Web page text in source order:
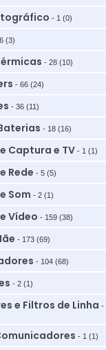
- 1 (0)
(3)
- 28 (10)
- 66 (24)
- 36 (11)
- 18 (16)
Captura e TV- 1 (1)
Rede - 5 (5)
Som - 2 (1)
Vídeo - 159 (38)
- 173 (69)
- 104 (68)
- 2 (1)
e Filtros de Linha -
- 1 (1)